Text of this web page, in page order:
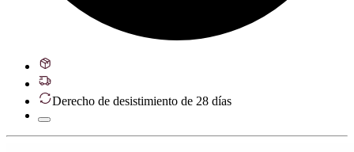
Derecho de desistimiento de 28 días